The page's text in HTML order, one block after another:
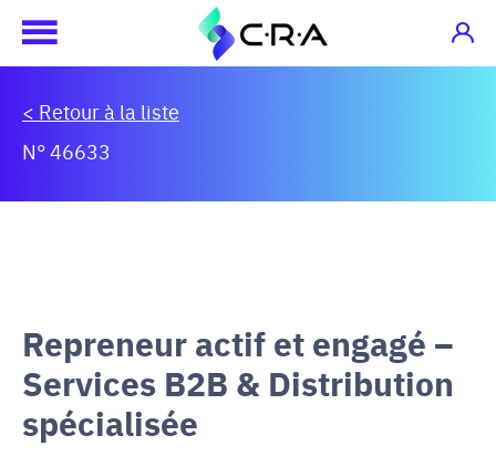
< Retour à la liste
N° 46633
Repreneur actif et engagé –
Services B2B & Distribution
spécialisée